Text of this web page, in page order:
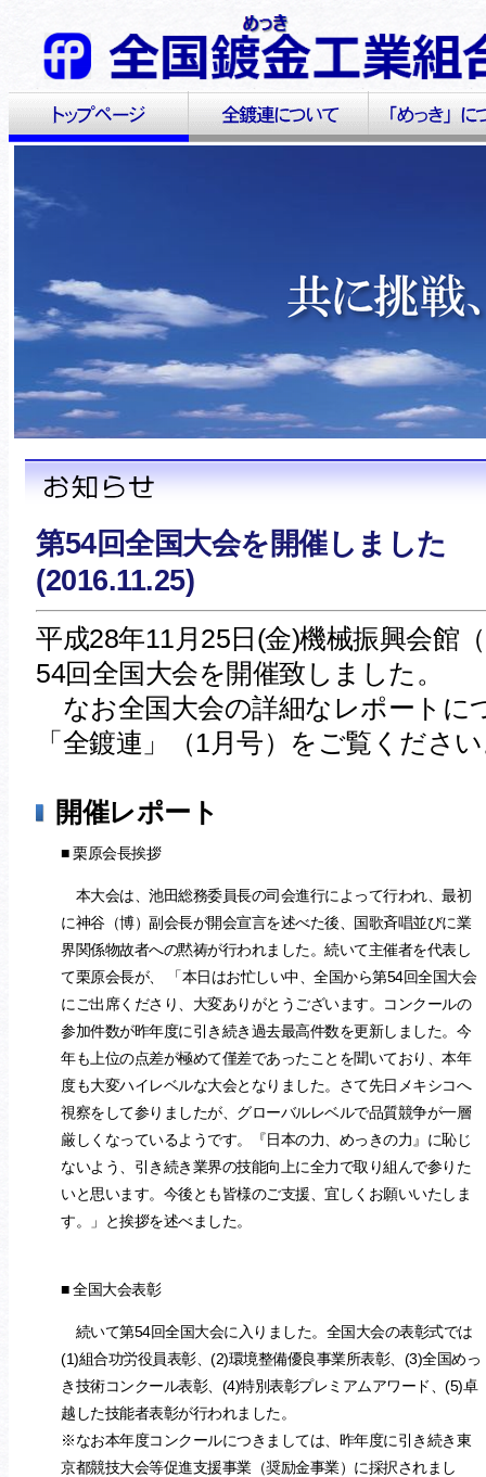
第54回全国大会を開催しまし
(2016.11.25)
平成28年11月25日(金)機械振興会館
54回全国大会を開催致しました。
なお全国大会の詳細なレポートに
「全鍍連」（1月号）をご覧くださ
開催レポート
■ 栗原会長挨拶
本大会は、池田総務委員長の司会進行によって行われ、最初
に神谷（博）副会長が開会宣言を述べた後、国歌斉唱並びに業
界関係物故者への黙祷が行われました。続いて主催者を代表し
て栗原会長が、 「本日はお忙しい中、全国から第54回全国大会
にご出席くださり、大変ありがとうございます。コンクールの
参加件数が昨年度に引き続き過去最高件数を更新しました。今
年も上位の点差が極めて僅差であったことを聞いており、本年
度も大変ハイレベルな大会となりました。さて先日メキシコへ
視察をして参りましたが、グローバルレベルで品質競争が一層
厳しくなっているようです。『日本の力、めっきの力』に恥じ
ないよう、引き続き業界の技能向上に全力で取り組んで参りた
いと思います。今後とも皆様のご支援、宜しくお願いいたしま
す。」と挨拶を述べました。
■ 全国大会表彰
続いて第54回全国大会に入りました。全国大会の表彰式では
(1)組合功労役員表彰、(2)環境整備優良事業所表彰、(3)全国めっ
き技術コンクール表彰、(4)特別表彰プレミアムアワード、(5)卓
越した技能者表彰が行われました。
※なお本年度コンクールにつきましては、昨年度に引き続き東
京都競技大会等促進支援事業（奨励金事業）に採択されまし